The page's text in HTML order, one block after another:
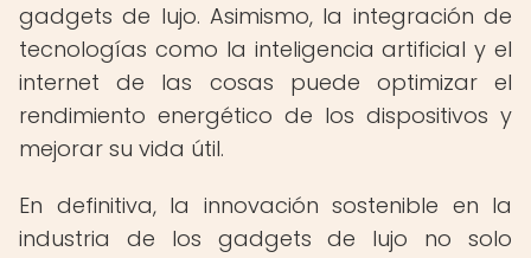
gadgets de lujo. Asimismo, la integración de
tecnologías como la inteligencia artificial y el
internet de las cosas puede optimizar el
rendimiento energético de los dispositivos y
mejorar su vida útil.
En definitiva, la innovación sostenible en la
industria de los gadgets de lujo no solo